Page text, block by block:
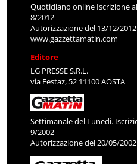
Quotidiano online Iscrizione
8/2012
Autorizzazione del 13/12/2012
www.gazzettamatin.com
Editore
LG PRESSE S.R.L.
via Festaz, 52 11100 AOSTA
Settimanale del Lunedì.
9/2002
Autorizzazione del 20/05/2002